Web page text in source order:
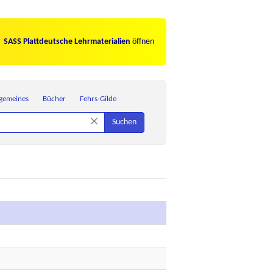
SASS Plattdeutsche Lehrmaterialien öffnen
Bücher Fehrs-Gilde
× Suchen